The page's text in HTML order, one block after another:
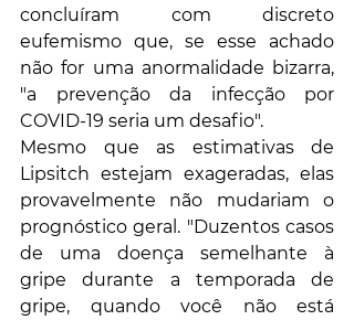
concluíram com discreto
eufemismo que, se esse achado
não for uma anormalidade bizarra,
"a prevenção da infecção por
COVID-19 seria um desafio".
Mesmo que as estimativas de
Lipsitch estejam exageradas, elas
provavelmente não mudariam o
prognóstico geral. "Duzentos casos
de uma doença semelhante à
gripe durante a temporada de
gripe, quando você não está